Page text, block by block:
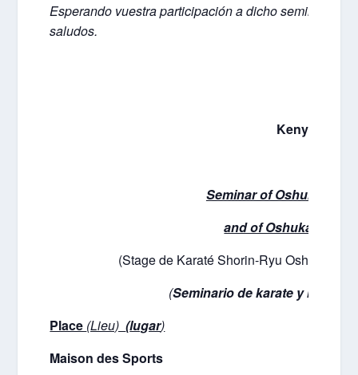
Esperando vuestra participación a dicho seminario,
saludos.
Kenyu
Seminar of Oshukaï
and of Oshukaï
(Stage de Karaté Shorin-Ryu Oshukaï et
(Seminario de karate y kobudo
Place (Lieu)(lugar)
Maison des Sports